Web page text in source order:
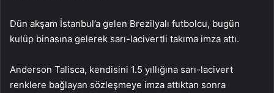
Dün akşam İstanbul’a gelen Brezilyalı futbolcu, bugün
kulüp binasına gelerek sarı-lacivertli takıma imza attı.
Anderson Talisca, kendisini 1.5 yıllığına sarı-lacivert
renklere bağlayan sözleşmeye imza attıktan sonra